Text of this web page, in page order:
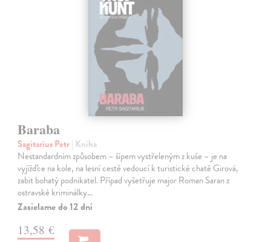
Baraba
Sagitarius Petr| Kniha
Nestandardním způsobem – šípem vystřeleným z kuše – je na
vyjížďce na kole, na lesní cestě vedoucí k turistické chatě Girová,
zabit bohatý podnikatel. Případ vyšetřuje major Roman Saran z
ostravské kriminálky…
Zasielame do 12 dní
13,58 €